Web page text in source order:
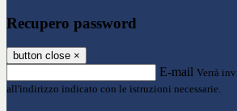
Recupero password
button close ×
E-mail Verrà
all'indirizzo indicato con le istruzioni necessarie.